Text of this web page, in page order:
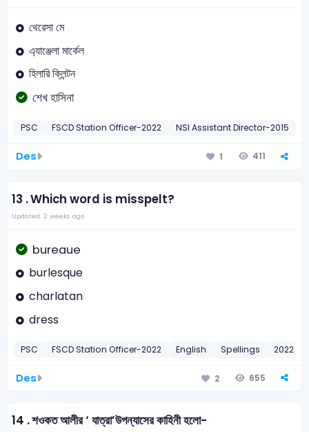
থেরেসা মে
এ্যাঞ্জেলা মার্কেল
হিলারি ক্লিন্টন
শেখ হাসিনা
PSC FSCD Station Officer-2022 NSI Assistant Director-2015
Des 1 411
13 .Which word is misspelt?
Updated: 2 weeks ago
bureaue
burlesque
charlatan
dress
PSC FSCD Station Officer-2022 English Spellings 2022
Des 2 655
14 .শওকত আলীর ‘ যাত্রা’উপন্যাসের কাহিনী হলো-